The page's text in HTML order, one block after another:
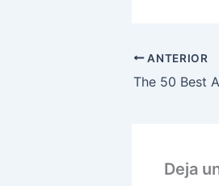
ANTERIOR
Deja